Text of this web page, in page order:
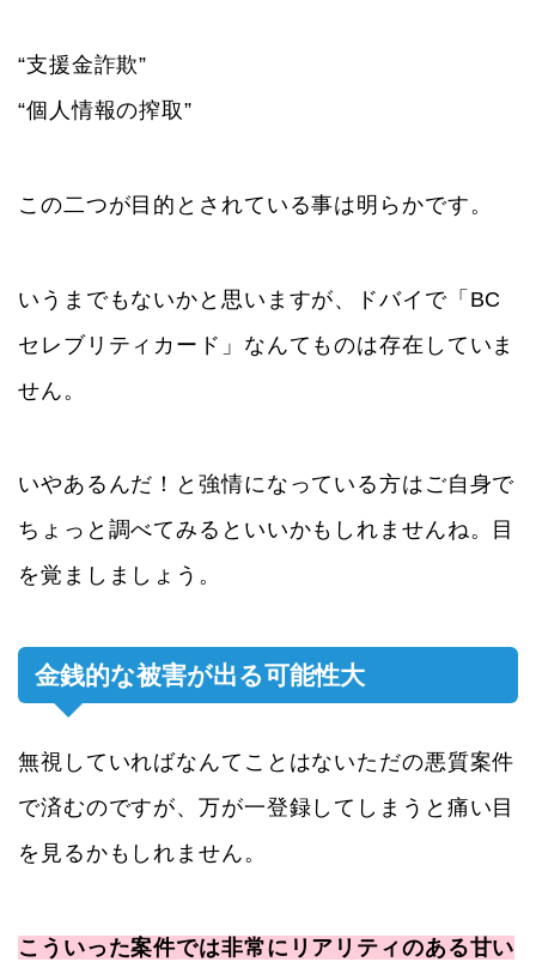
“支援金詐欺”
“個人情報の搾取”
この二つが目的とされている事は明らかです。
いうまでもないかと思いますが、ドバイで「BC
セレブリティカード」なんてものは存在していま
せん。
いやあるんだ！と強情になっている方はご自身で
ちょっと調べてみるといいかもしれませんね。目
を覚ましましょう。
金銭的な被害が出る可能性大
無視していればなんてことはないただの悪質案件
で済むのですが、万が一登録してしまうと痛い目
を見るかもしれません。
こういった案件では非常にリアリティのある甘い